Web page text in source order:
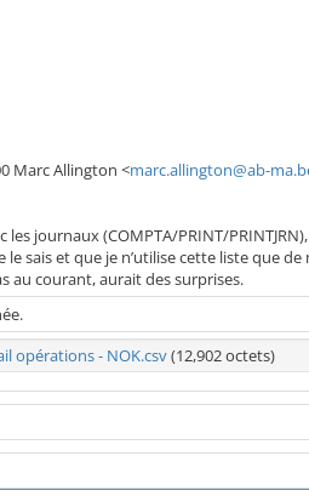
Marc Allington <marc.allington@ab-
les journaux (COMPTA/PRINT/
le sais et que je n’utilise cette liste que
au courant, aurait des surprises.
opérations - NOK.csv(12,902 octets)